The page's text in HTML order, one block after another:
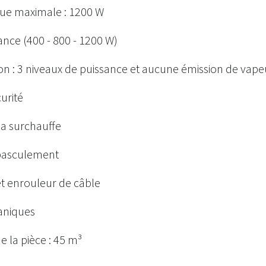
maximale : 1200 W
(400 - 800 - 1200 W)
: 3 niveaux de puissance et aucune émission de
surchauffe
enrouleur de câble
la pièce : 45 m³